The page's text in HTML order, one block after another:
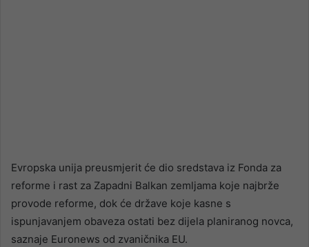
Evropska unija preusmjerit će dio sredstava iz Fonda za
reforme i rast za Zapadni Balkan zemljama koje najbrže
provode reforme, dok će države koje kasne s
ispunjavanjem obaveza ostati bez dijela planiranog novca,
saznaje Euronews od zvaničnika EU.